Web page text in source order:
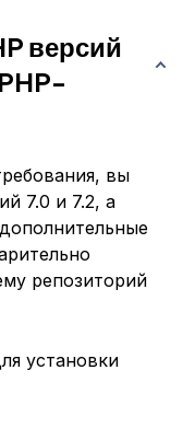
версий
вы
7.0 и 7.2, а
репозиторий
установки